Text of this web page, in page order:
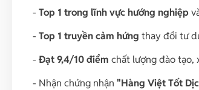
- Top 1 trong lĩnh vực hướng nghiệp
- Top 1 truyền cảm hứng thay đổi tư
- Đạt 9,4/10 điểm chất lượng đào tạo,
- Nhận chứng nhận "Hàng Việt Tốt